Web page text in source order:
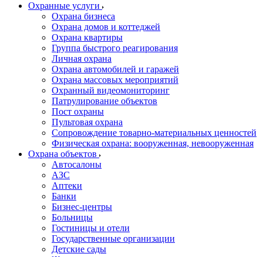
Охранные услуги
Охрана бизнеса
Охрана домов и коттеджей
Охрана квартиры
Группа быстрого реагирования
Личная охрана
Охрана автомобилей и гаражей
Охрана массовых мероприятий
Охранный видеомониторинг
Патрулирование объектов
Пост охраны
Пультовая охрана
Сопровождение товарно-материальных ценностей
Физическая охрана: вооруженная, невооруженная
Охрана объектов
Автосалоны
АЗС
Аптеки
Банки
Бизнес-центры
Больницы
Гостиницы и отели
Государственные организации
Детские сады